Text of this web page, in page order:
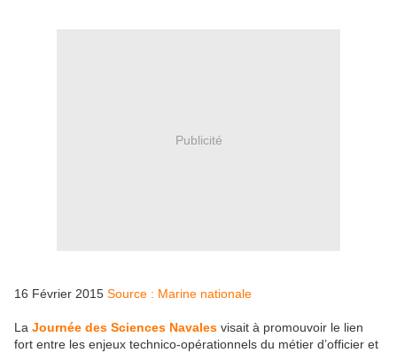
Publicité
16 Février 2015 Source : Marine nationale
La Journée des Sciences Navales visait à promouvoir le lien
fort entre les enjeux technico-opérationnels du métier d’officier et